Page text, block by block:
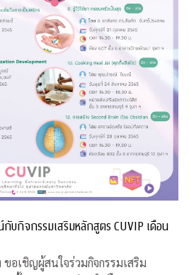
บกิจกรรมเสริมหลักสูตร CUVIP เดือน
อเชิญผู้สนใจร่วมกิจกรรมเสริม